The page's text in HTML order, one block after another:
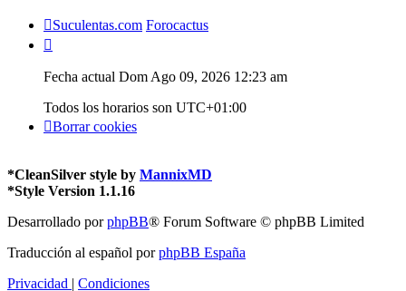
Suculentas.com Forocactus
Fecha actual Dom Ago 09, 2026 12:23 am
Todos los horarios son UTC+01:00
Borrar cookies
*CleanSilver style by MannixMD
*Style Version 1.1.16
Desarrollado porphpBB® Forum Software © phpBB Limited
Traducción al español porphpBB España
Privacidad | Condiciones